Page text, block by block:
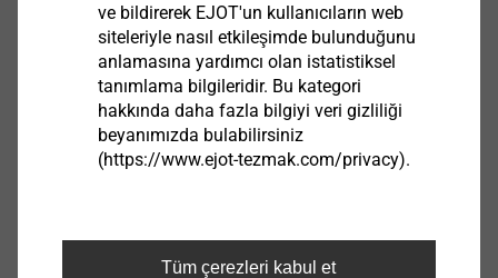
Kind Regards
EJOT SE & Co. KG
Market Unit Industry
ve bildirerek EJOT'un kullanıcıların web
siteleriyle nasıl etkileşimde bulunduğunu
anlamasına yardımcı olan istatistiksel
tanımlama bilgileridir. Bu kategori
hakkında daha fazla bilgiyi veri gizliliği
beyanımızda bulabilirsiniz
(https://www.ejot-tezmak.com/privacy).
Tüm çerezleri kabul et